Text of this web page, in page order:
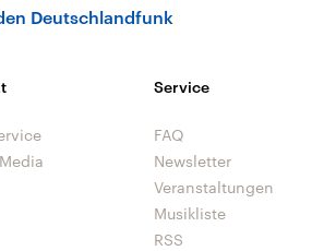
Deutschlandfunk
Service
FAQ
Newsletter
Veranstaltungen
Musikliste
RSS